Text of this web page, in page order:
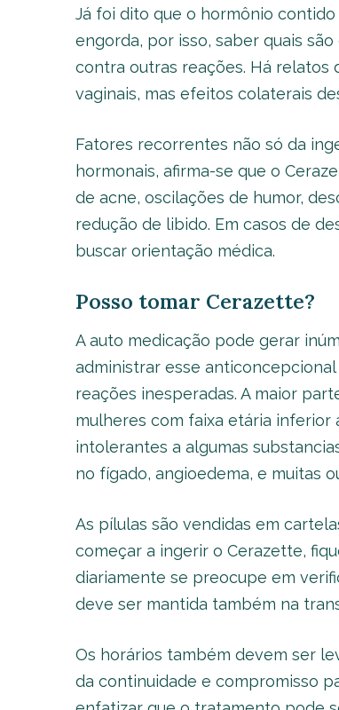
Já foi dito que o hormônio
engorda, por isso, saber quais
contra outras reações. Há relatos
vaginais, mas efeitos colaterais
Fatores recorrentes não só da
hormonais, afirma-se que o
de acne, oscilações de humor,
redução de libido. Em casos de
buscar orientação médica.
Posso tomar Cerazette?
A auto medicação pode gerar
administrar esse
reações inesperadas. A maior
mulheres com faixa etária inferior
intolerantes a algumas
no fígado, angioedema, e muitas
As pílulas são vendidas em
começar a ingerir o Cerazette,
diariamente se preocupe em
deve ser mantida também na
Os horários também devem ser
da continuidade e compromisso